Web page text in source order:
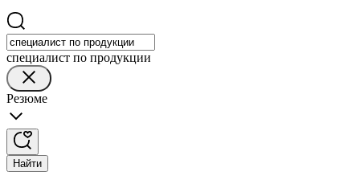
специалист по продукции
Резюме
Найти